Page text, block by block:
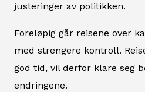
justeringer av politikken.
Foreløpig går reisene over
med strengere kontroll.
god tid, vil derfor klare seg
endringene.